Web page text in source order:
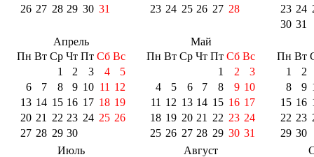
26 27 28 29 30 31
23 24 25 26 27 28
23 24
30 31
Апрель
Пн Вт Ср Чт Пт Сб Вс
1
2 3 4
5
6
7 8 9 10 11 12
13 14 15 16 17 18 19
20 21 22 23 24 25 26
27 28 29 30
Май
Пн Вт Ср Чт Пт Сб Вс
1
2
3
4
5 6 7 8 9 10
11 12 13 14 15 16 17
18 19 20 21 22 23 24
25 26 27 28 29 30 31
Пн Вт
1
2
8
9
15 16
22 23
29 30
Июль
Август